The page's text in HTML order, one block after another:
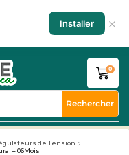
Rechercher
0
de Tension
– 06Mois
Installer ×